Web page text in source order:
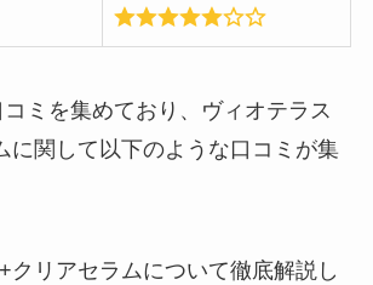
ミを集めており、ヴィオテラス
に関して以下のような口コミが集
クリアセラムについて徹底解説し